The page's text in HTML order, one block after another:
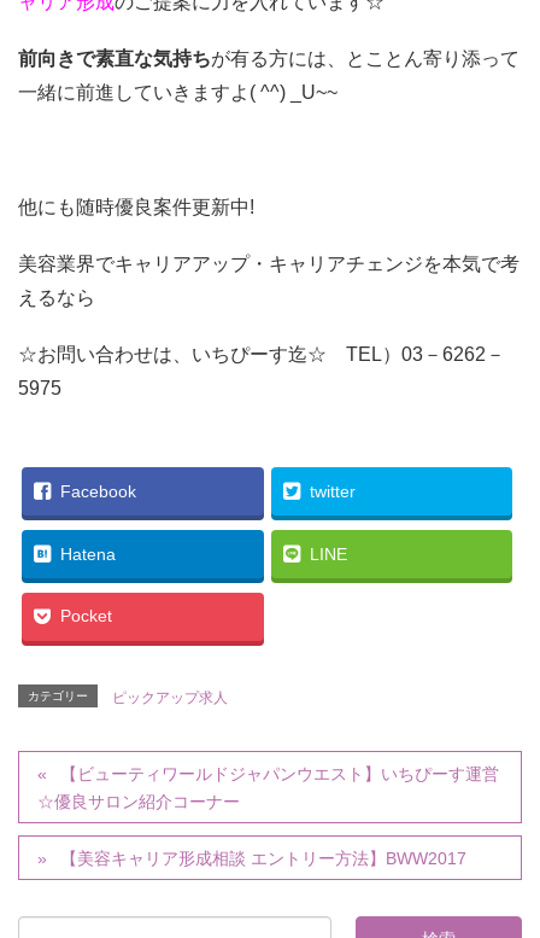
前向きで素直な気持ちが有る方には、とことん寄り添って
一緒に前進していきますよ( ^^) _U~~
他にも随時優良案件更新中!
美容業界でキャリアアップ・キャリアチェンジを本気で考
えるなら
☆お問い合わせは、いちぴーす迄☆ TEL）03－6262－
5975
Facebook twitter
Hatena LINE
Pocket
カテゴリー ピックアップ求人
【ビューティワールドジャパンウエスト】いちぴーす運営
☆優良サロン紹介コーナー
【美容キャリア形成相談 エントリー方法】BWW2017